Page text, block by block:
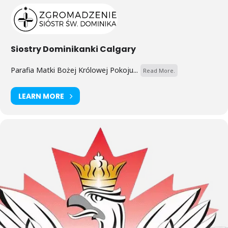
Siostry Dominikanki Calgary
Parafia Matki Bożej Królowej Pokoju... Read More.
LEARN MORE